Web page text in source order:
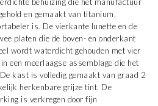
behuizing die het manufactuur
en gemaakt van titanium,
is. De vierkante lunette en de
platen die de boven- en onderkant
wordt waterdicht gehouden met vier
een meerlaagse assemblage die het
kast is volledig gemaakt van graad 2
herkenbare grijze tint. De
is verkregen door fijn